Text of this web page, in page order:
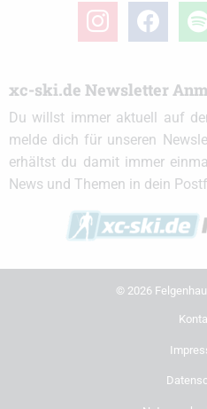
instagramfacebook
xc-ski.de Newsletter
Du willst immer aktuell auf
melde dich für unseren
erhältst du damit immer
News und Themen in dein
© 2026